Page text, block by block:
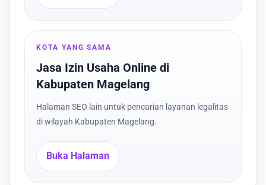
KOTA YANG SAMA
Jasa Izin Usaha Online di
Kabupaten Magelang
Halaman SEO lain untuk pencarian layanan legalitas
di wilayah Kabupaten Magelang.
Buka Halaman